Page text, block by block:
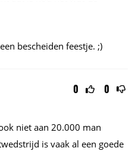
bescheiden feestje. ;)
0 0
niet aan 20.000 man
is vaak al een goede